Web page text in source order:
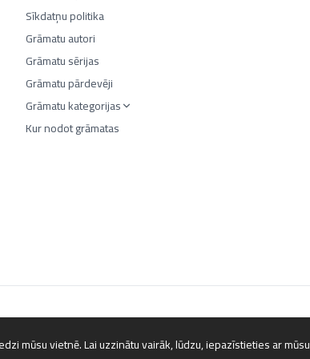
mūsu vietnē. Lai uzzinātu vairāk, lūdzu, iepazīstieties ar mūsu
Sīkdatņu politika
Grāmatu autori
Grāmatu sērijas
Grāmatu pārdevēji
Grāmatu kategorijas
Kur nodot grāmatas
©2026Luta.lv. Visas tiesības aizsargātas.